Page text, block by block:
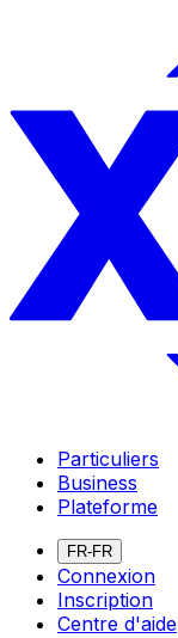
Particuliers
Business
Plateforme
FR-FR
Connexion
Inscription
Centre d'aide